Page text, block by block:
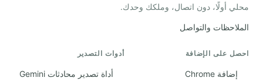
محلي أولًا، دون اتصال، وملكك وحدك.
الملاحظات والتواصل
احصل على الإضافة
إضافة Chrome
أدوات التصدير
أداة تصدير محادثات Gemini